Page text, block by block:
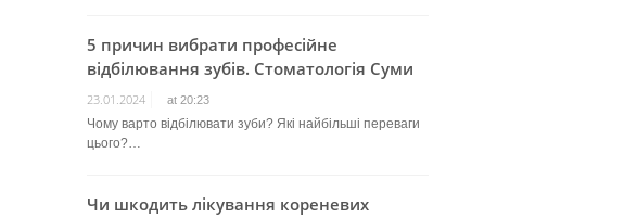
5 причин вибрати професійне
відбілювання зубів. Стоматологія Суми
23.01.2024 at 20:23
Чому варто відбілювати зуби? Які найбільші переваги
цього?…
Чи шкодить лікування кореневих